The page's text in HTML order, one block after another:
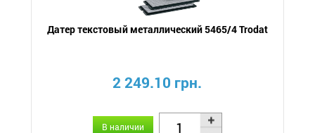
Датер текстовый металлический 5465/4 Trodat
2 249.10 грн.
В наличии